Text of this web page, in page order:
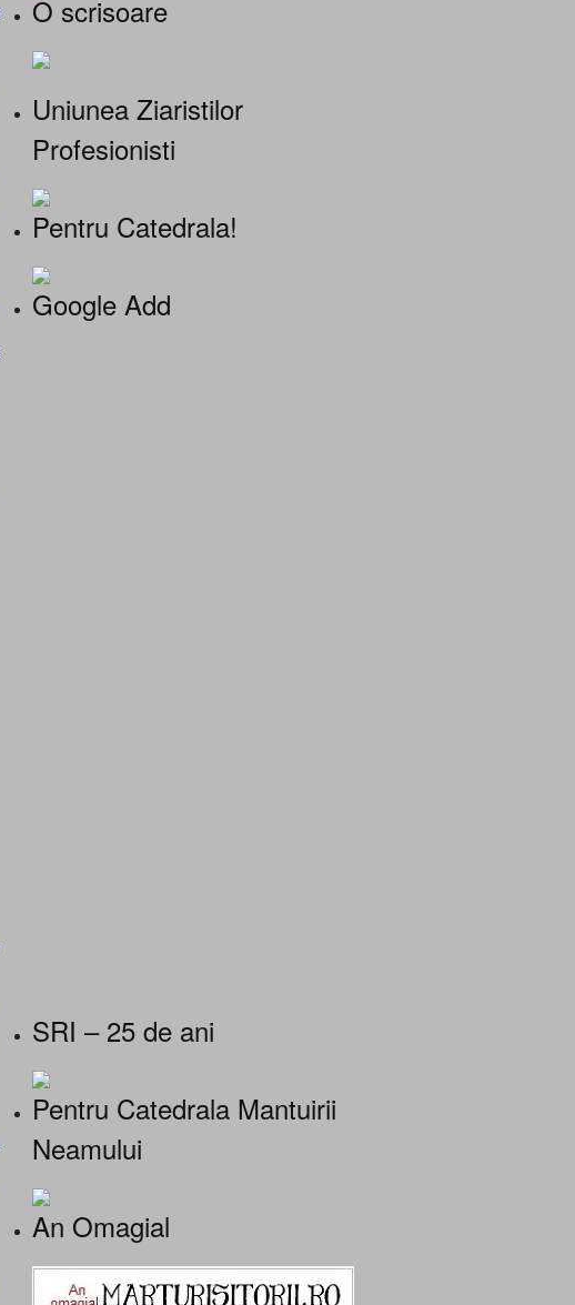
O scrisoare
Uniunea Ziaristilor
Profesionisti
Pentru Catedrala!
Google Add
SRI – 25 de ani
Pentru Catedrala Mantuirii
Neamului
An Omagial